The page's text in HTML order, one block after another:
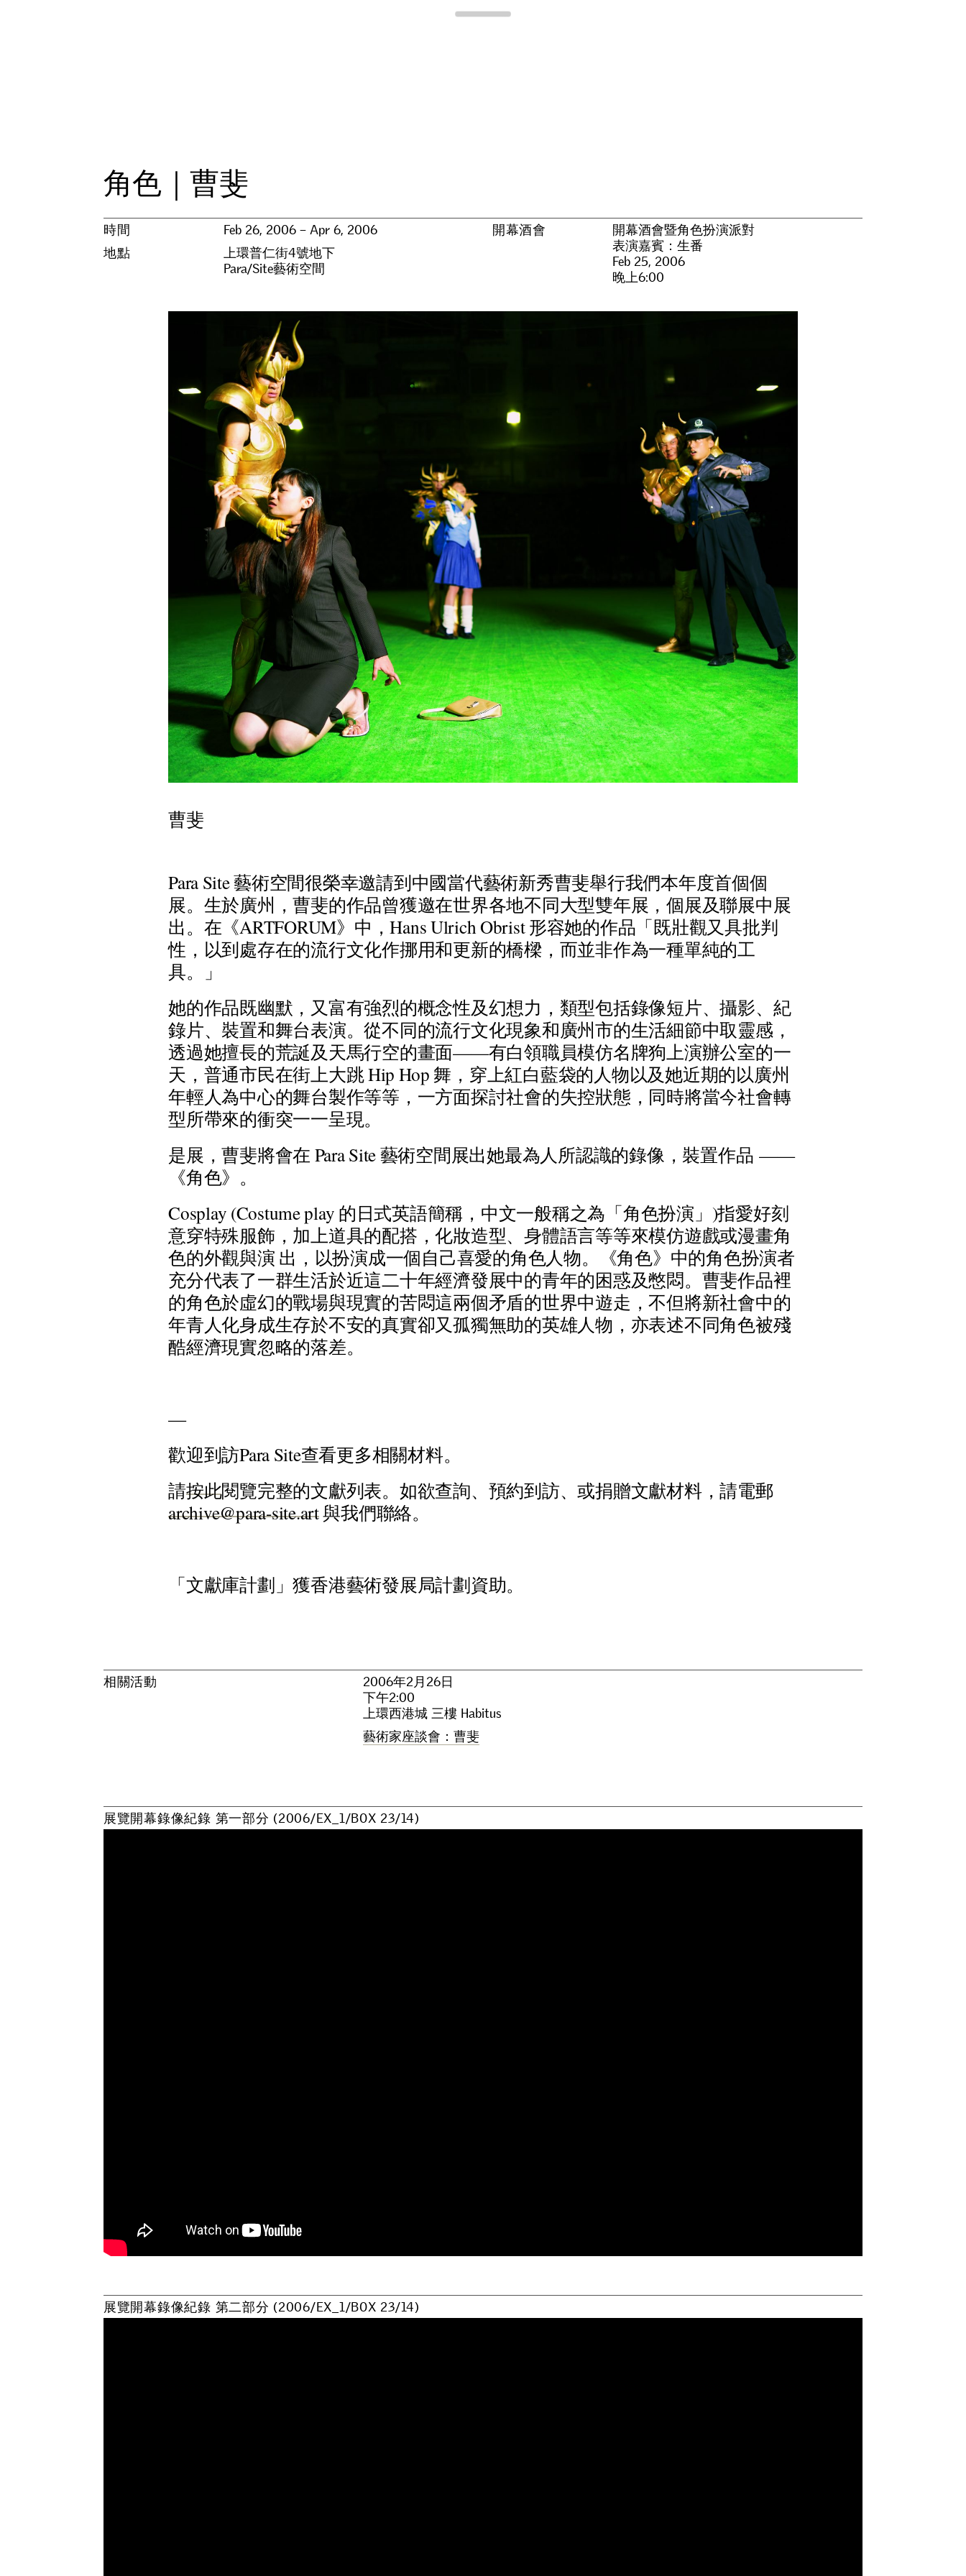
角色｜曹斐
時間
Feb 26, 2006 – Apr 6, 2006
地點
上環普仁街4號地下
Para/Site藝術空間
開幕酒會
開幕酒會暨角色扮演派對
表演嘉賓：生番
Feb 25, 2006
晚上6:00
曹斐
Para Site藝術空間很榮幸邀請到中國當代藝術新秀曹斐舉行我們本年度首個個
展。 生於廣州 ，曹斐的作品曾獲邀在世界各地不同大型雙年展 ，個展及聯展中展
出。 在 《ARTFORUM》 中 ，HansUlrichObrist形容她的作品 「既壯觀又具批判
性 ， 以到處存在的流行文化作挪用和更新的橋樑 ， 而並非作為一種單純的工
具。
」
她的作品既幽默 ， 又富有強烈的概念性及幻想力 ， 類型包括錄像短片、攝影、 紀
錄片、 裝置和舞台表演。從不同的流行文化現象和廣州市的生活細節中取靈感 ，
透過她擅長的荒誕及天馬行空的畫面——有白領職員模仿名牌狗上演辦公室的一
天 ， 普通市民在街上大跳Hip Hop 舞 ， 穿上紅白藍袋的人物以及她近期的以廣州
年輕人為中心的舞台製作等等 ， 一方面探討社會的失控狀態 ， 同時將當今社會轉
型所帶來的衝突一一呈現。
是展 ，曹斐將會在 ParaSite藝術空間展出她最為人所認識的錄像 ， 裝置作品 ——
《角色》 。
Cosplay (Costumeplay 的日式英語簡稱 ， 中文一般稱之為 「角色扮演 」 )指愛好刻
意穿特殊服飾 ， 加上道具的配搭 ，化妝造型、身體語言等等來模仿遊戲或漫畫角
色的外觀與演 出 ， 以扮演成一個自己喜愛的角色人物。 《角色》 中的角色扮演者
充分代表了一群生活於近這二十年經濟發展中的青年的困惑及憋悶。 曹斐作品裡
的角色於虛幻的戰場與現實的苦悶這兩個矛盾的世界中遊走 ，不但將新社會中的
年青人化身成生存於不安的真實卻又孤獨無助的英雄人物 ， 亦表述不同角色被殘
酷經濟現實忽略的落差。
—
歡迎到訪Para Site查看更多相關材料。
請按此閱覽完整的文獻列表。 如欲查詢、 預約到訪、或捐贈文獻材料，請電郵
archive@para-site.art與我們聯絡。
「文獻庫計劃 」獲香港藝術發展局計劃資助。
相關活動 2006年2月 26日
下午2:00
上環西港城 三樓 Habitus
藝術家座談會 ： 曹斐
展覽開幕錄像紀錄 第一部分 (2006/EX 1/BOX 23/14)
展覽開幕錄像紀錄 第二部分 (2006/EX 1/BOX 23/14)